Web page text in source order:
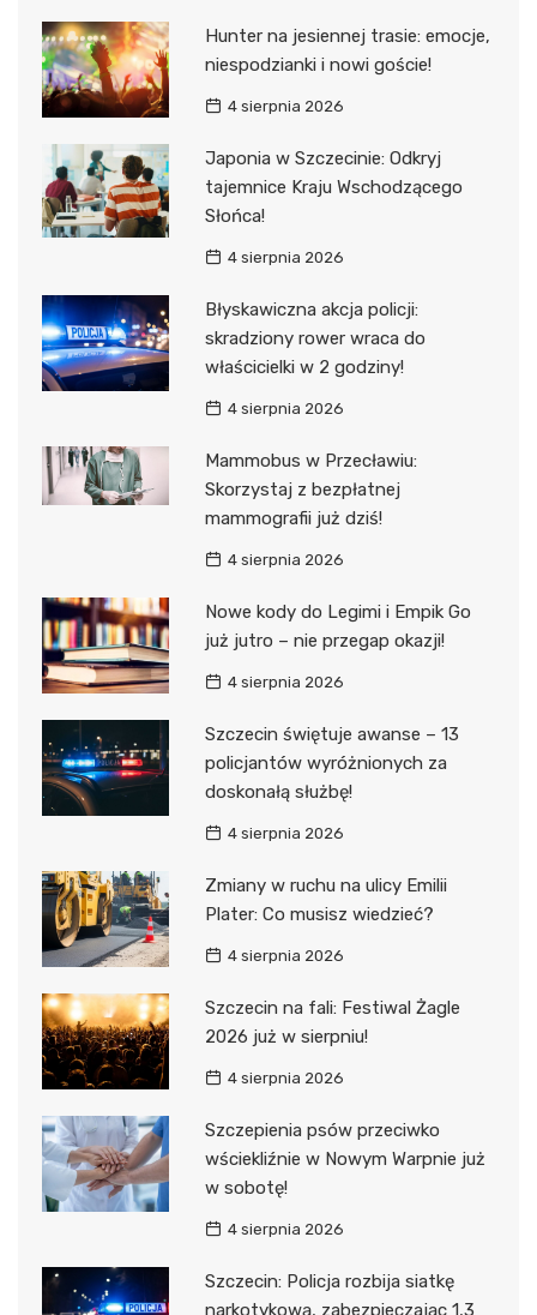
Hunter na jesiennej trasie: emocje,
niespodzianki i nowi goście!
4 sierpnia 2026
Japonia w Szczecinie: Odkryj
tajemnice Kraju Wschodzącego
Słońca!
4 sierpnia 2026
Błyskawiczna akcja policji:
skradziony rower wraca do
właścicielki w 2 godziny!
4 sierpnia 2026
Mammobus w Przecławiu:
Skorzystaj z bezpłatnej
mammografii już dziś!
4 sierpnia 2026
Nowe kody do Legimi i Empik Go
już jutro – nie przegap okazji!
4 sierpnia 2026
Szczecin świętuje awanse – 13
policjantów wyróżnionych za
doskonałą służbę!
4 sierpnia 2026
Zmiany w ruchu na ulicy Emilii
Plater: Co musisz wiedzieć?
4 sierpnia 2026
Szczecin na fali: Festiwal Żagle
2026 już w sierpniu!
4 sierpnia 2026
Szczepienia psów przeciwko
wściekliźnie w Nowym Warpnie już
w sobotę!
4 sierpnia 2026
Szczecin: Policja rozbija siatkę
narkotykową, zabezpieczając 1,3